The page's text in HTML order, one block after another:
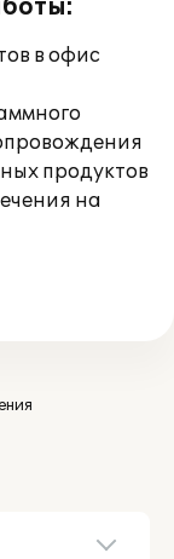
в офис
продуктов
на